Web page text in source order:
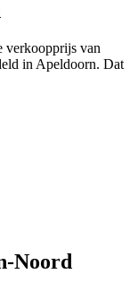
verkoopprijs van
in Apeldoorn. Dat
Noord